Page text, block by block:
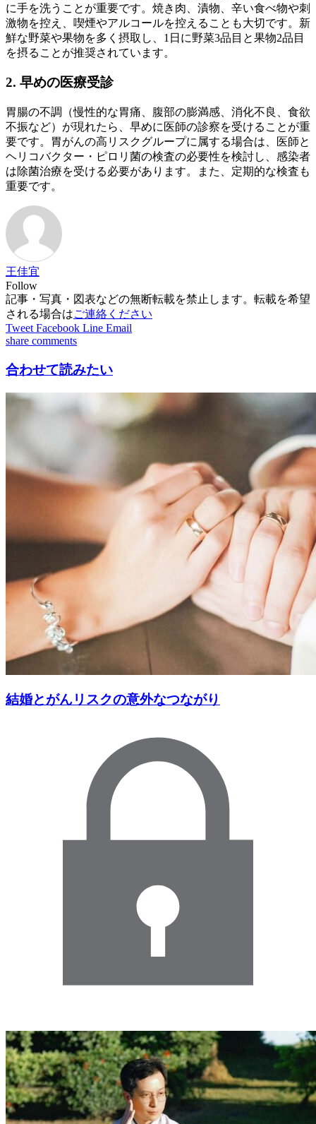
に手を洗うことが重要です。焼き肉、漬物、辛い食べ物や刺
激物を控え、喫煙やアルコールを控えることも大切です。新
鮮な野菜や果物を多く摂取し、1日に野菜3品目と果物2品目
を摂ることが推奨されています。
2. 早めの医療受診
胃腸の不調（慢性的な胃痛、腹部の膨満感、消化不良、食欲
不振など）が現れたら、早めに医師の診察を受けることが重
要です。胃がんの高リスクグループに属する場合は、医師と
ヘリコバクター・ピロリ菌の検査の必要性を検討し、感染者
は除菌治療を受ける必要があります。また、定期的な検査も
重要です。
王佳宜
Follow
記事・写真・図表などの無断転載を禁止します。転載を希望
される場合はご連絡ください
Tweet Facebook Line Email
share comments
合わせて読みたい
結婚とがんリスクの意外なつながり